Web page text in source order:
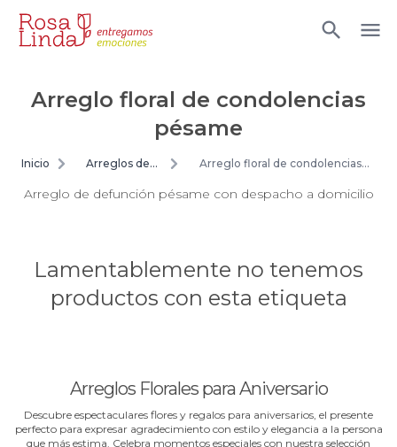
Arreglo floral de condolencias
pésame
Inicio
Arreglos de
Arreglo floral de condolencias
Arreglo de defunción pésame con despacho a domicilio
Lamentablemente no tenemos
productos con esta etiqueta
Arreglos Florales para Aniversario
Descubre espectaculares flores y regalos para aniversarios, el presente
perfecto para expresar agradecimiento con estilo y elegancia a la persona
que más estima. Celebra momentos especiales con nuestra selección